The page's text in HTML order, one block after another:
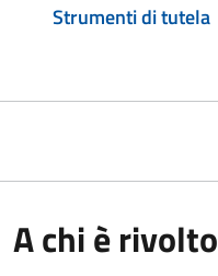
Strumenti di tutela
A chi è rivolto